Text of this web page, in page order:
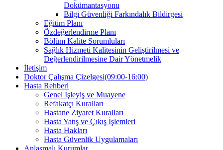
Dokümantasyonu
Bilgi Güvenliği Farkındalık Bildirgesi
Eğitim Planı
Özdeğerlendirme Planı
Bölüm Kalite Sorumluları
Sağlık Hizmeti Kalitesinin Geliştirilmesi ve
Değerlendirilmesine Dair Yönetmelik
İletişim
Doktor Çalışma Çizelgesi(09:00-16:00)
Hasta Rehberi
Genel İşleyiş ve Muayene
Refakatçı Kuralları
Hastane Ziyaret Kuralları
Hasta Yatış ve Çıkış İşlemleri
Hasta Hakları
Hasta Güvenlik Uygulamaları
Anlaşmalı Kurumlar